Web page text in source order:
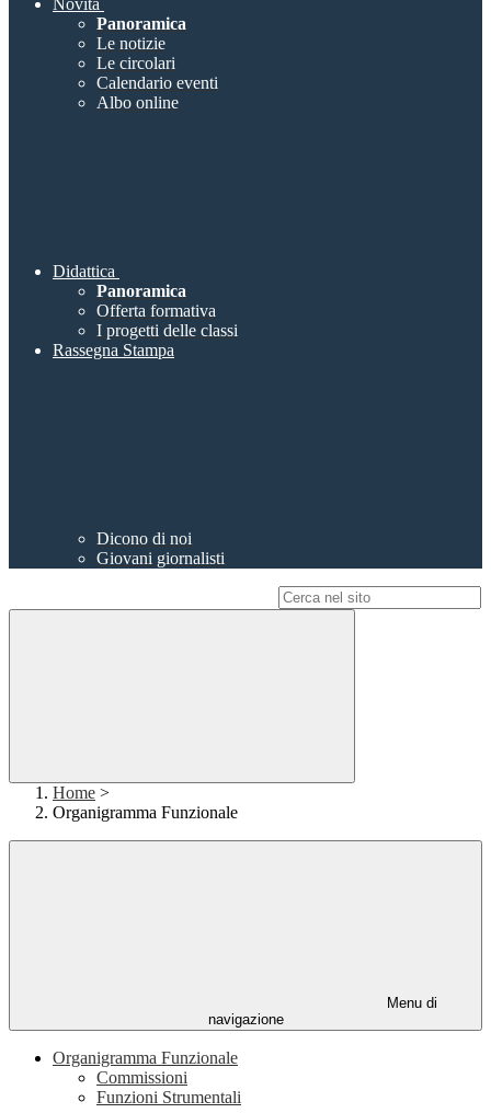
Novità
Panoramica
Le notizie
Le circolari
Calendario eventi
Albo online
Didattica
Panoramica
Offerta formativa
I progetti delle classi
Rassegna Stampa
Dicono di noi
Giovani giornalisti
Home >
Organigramma Funzionale
Menu di
navigazione
Organigramma Funzionale
Commissioni
Funzioni Strumentali